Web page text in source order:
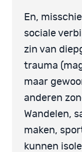
En,
sociale
zin van
trauma
maar
anderen
Wandelen,
maken,
kunnen